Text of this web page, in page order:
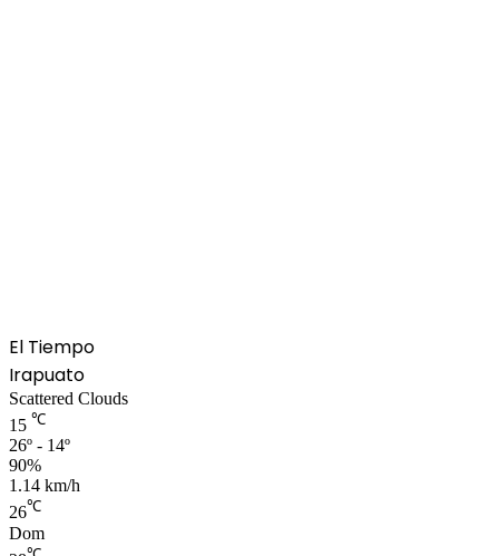
El Tiempo
Irapuato
Scattered Clouds
15 ℃
26º - 14º
90%
1.14 km/h
26℃
Dom